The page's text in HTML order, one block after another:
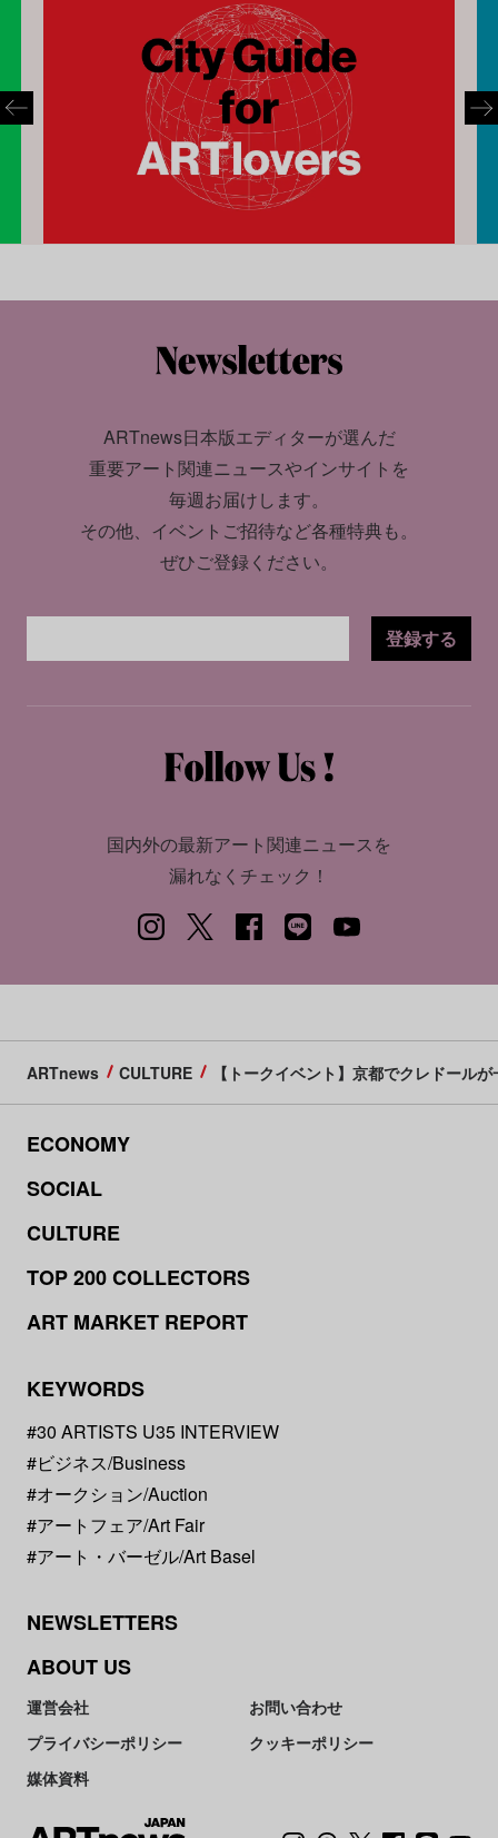
ARTnews日本版エディターが選んだ
重要アート関連ニュースやインサイトを
毎週お届けします。
その他、イベントご招待など各種特典も。
ぜひご登録ください。
登録する
国内外の最新アート関連ニュースを
漏れなくチェック！
ARTnews CULTURE 【トークイベント】京都でクレドール
ECONOMY
SOCIAL
CULTURE
TOP 200 COLLECTORS
ART MARKET REPORT
KEYWORDS
#30 ARTISTS U35 INTERVIEW
#ビジネス/Business
#オークション/Auction
#アートフェア/Art Fair
#アート・バーゼル/Art Basel
NEWSLETTERS
ABOUT US
運営会社
お問い合わせ
プライバシーポリシー
クッキーポリシー
媒体資料